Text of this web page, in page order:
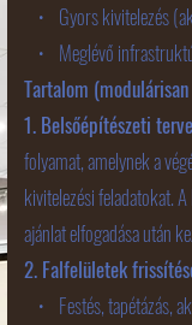
• Gyors kivitelezés
• Meglévő
Tartalom
1. Belsőépítészeti
folyamat, amelynek a
kivitelezési feladatokat.
ajánlat elfogadása után
2. Falfelületek
• Festés, tapétázás,